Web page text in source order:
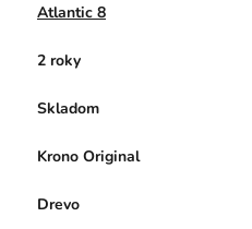
Atlantic 8
2 roky
Skladom
Krono Original
Drevo